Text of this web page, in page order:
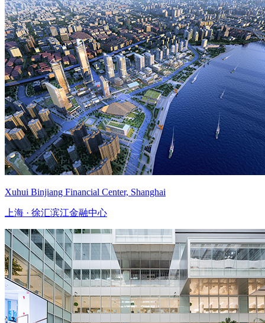
Xuhui Binjiang Financial Center, Shanghai
上海 · 徐汇滨江金融中心